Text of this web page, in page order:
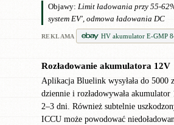
Objawy: Limit ładowania przy 55-
system EV', odmowa ładowania DC
REKLAMA HV akumulator E-GMP
Rozładowanie akumulatora 12V
Aplikacja Bluelink wysyłała do 5000
dziennie i rozładowywała
2–3 dni. Również subtelnie
ICCU może powodować